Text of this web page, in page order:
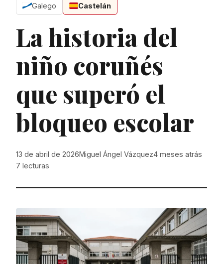
Galego Castelán
La historia del
niño coruñés
que superó el
bloqueo escolar
13 de abril de 2026Miguel Ángel Vázquez4 meses atrás
7 lecturas